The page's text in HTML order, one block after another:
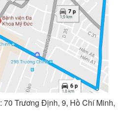
: 70 Trương Định, 9, Hồ Chí Minh,